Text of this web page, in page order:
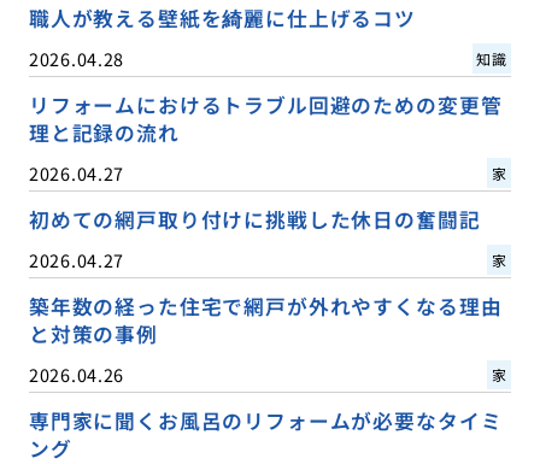
職人が教える壁紙を綺麗に仕上げるコツ
2026.04.28 知識
リフォームにおけるトラブル回避のための変更管
理と記録の流れ
2026.04.27 家
初めての網戸取り付けに挑戦した休日の奮闘記
2026.04.27 家
築年数の経った住宅で網戸が外れやすくなる理由
と対策の事例
2026.04.26 家
専門家に聞くお風呂のリフォームが必要なタイミ
ング